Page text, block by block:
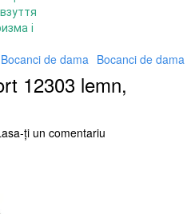
Bocanci de dama Bocanci de
12303 lemn,
ți un comentariu